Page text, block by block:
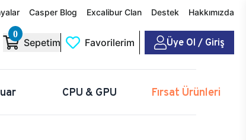
Casper Blog Excalibur Clan Destek Hakkımızda
0
Sepetim Favorilerim Üye Ol / Giriş
CPU & GPU Fırsat Ürünleri